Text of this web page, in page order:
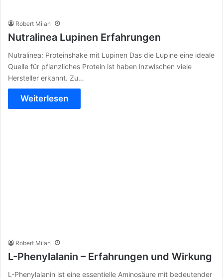
Robert Milan
Nutralinea Lupinen Erfahrungen
Nutralinea: Proteinshake mit Lupinen Das die Lupine eine ideale
Quelle für pflanzliches Protein ist haben inzwischen viele
Hersteller erkannt. Zu…
Weiterlesen
Robert Milan
L-Phenylalanin – Erfahrungen und Wirkung
L-Phenylalanin ist eine essentielle Aminosäure mit bedeutender